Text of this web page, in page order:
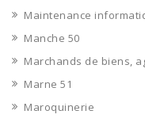
Maintenance
Manche 50
Marchands de biens,
Marne 51
Maroquinerie